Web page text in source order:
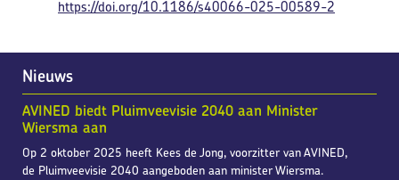
Nieuws
AVINED biedt Pluimveevisie 2040 aan Minister
Wiersma aan
Op 2 oktober 2025 heeft Kees de Jong, voorzitter van AVINED,
de Pluimveevisie 2040 aangeboden aan minister Wiersma.
https://doi.org/10.1186/s40066-025-00589-2